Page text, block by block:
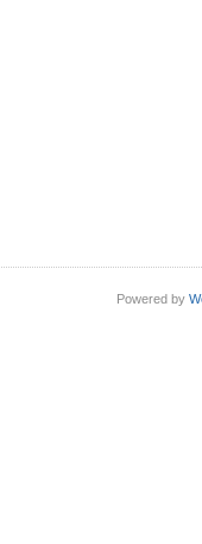
Powered by